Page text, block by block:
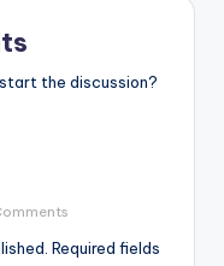
the discussion?
Required fields